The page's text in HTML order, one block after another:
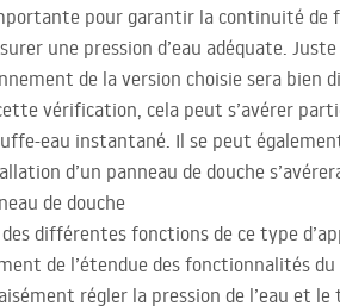
pour garantir la continuité de
une pression d’eau adéquate.
de la version choisie sera
vérification, cela peut s’avérer
eau instantané. Il se peut
d’un panneau de douche
de douche
différentes fonctions de ce type
de l’étendue des fonctionnalités
régler la pression de l’eau et